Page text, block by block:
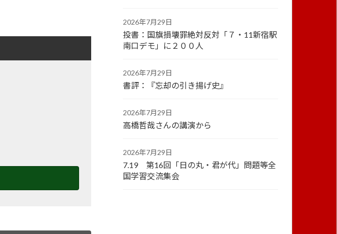
2026年7月29日
投書：国旗損壊罪絶対反対「７・11新宿駅
南口デモ」に２００人
2026年7月29日
書評：『忘却の引き揚げ史』
2026年7月29日
高橋哲哉さんの講演から
2026年7月29日
7.19 第16回「日の丸・君が代」問題等全
国学習交流集会